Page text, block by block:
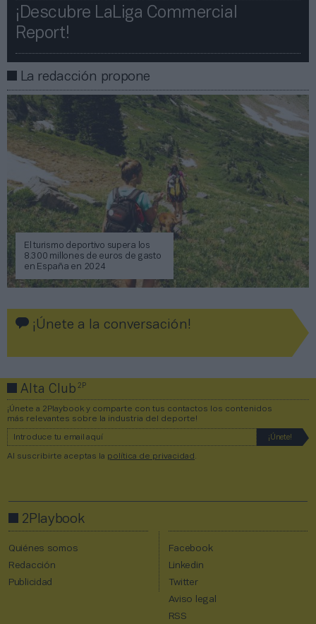
¡Descubre LaLiga Commercial
Report!​​
La redacción propone
El turismo deportivo supera los
8.300 millones de euros de gasto
en España en 2024
¡Únete a la conversación!
Alta Club2P
¡Únete a 2Playbook y comparte con tus contactos los contenidos
más relevantes sobre la industria del deporte!
Al suscribirte aceptas la política de privacidad
2Playbook
Quiénes somos
Redacción
Publicidad
Facebook
Linkedin
Twitter
Aviso legal
RSS